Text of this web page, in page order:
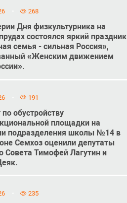
268
Дня физкультурника на
состоялся яркий праздник
семья - сильная Россия»,
«Женским движением
191
обустройству
площадки на
подразделения школы №14 в
Семхоз оценили депутаты
Совета Тимофей Лагутин и
235